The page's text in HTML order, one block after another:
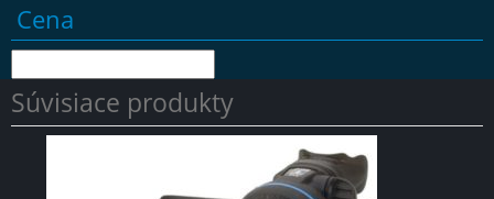
Cena
Súvisiace produkty